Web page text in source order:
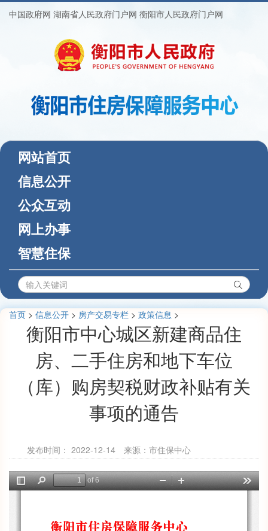
中国政府网 湖南省人民政府门户网 衡阳市人民政府门户网
网站首页(current)
信息公开
公众互动
网上办事
智慧住保
首页 > 信息公开 > 房产交易专栏 > 政策信息 >
衡阳市中心城区新建商品住
房、二手住房和地下车位
（库）购房契税财政补贴有关
事项的通告
发布时间： 2022-12-14 来源：市住保中心